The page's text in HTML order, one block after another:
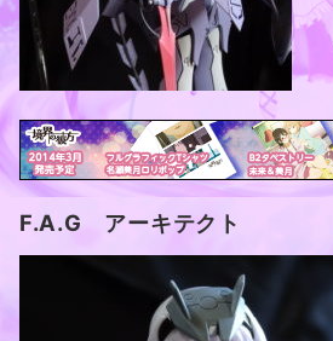
F.A.G アーキテクト